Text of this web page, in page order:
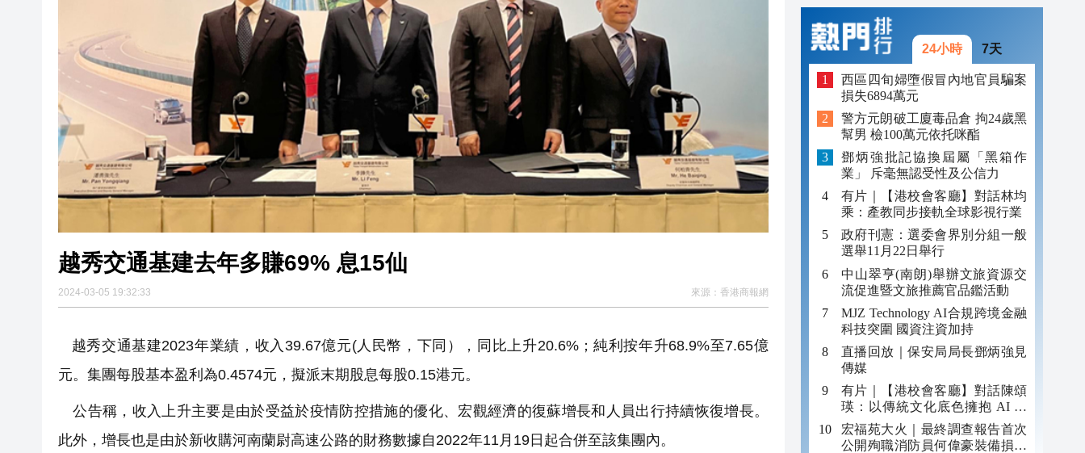
越秀交通基建去年多賺69% 息15仙
2024-03-05 19:32:33 來源： 香港商報網
越秀交通基建2023年業績，收入39.67億元(人民幣，下同），同比上升20.6%；純利按年升68.9%至7.65億
元。集團每股基本盈利為0.4574元，擬派末期股息每股0.15港元。
公告稱，收入上升主要是由於受益於疫情防控措施的優化、宏觀經濟的復蘇增長和人員出行持續恢復增長。
此外，增長也是由於新收購河南蘭尉高速公路的財務數據自2022年11月19日起合併至該集團內。
24小時 7天
西區四旬婦墮假冒內地官員騙案
損失6894萬元
警方元朗破工廈毒品倉 拘24歲黑
幫男 檢100萬元依托咪酯
鄧炳強批記協換屆屬「黑箱作
業」 斥毫無認受性及公信力
有片｜【港校會客廳】對話林均
乘：產教同步接軌全球影視行業
政府刊憲：選委會界別分組一般
選舉11月22日舉行
中山翠亨(南朗)舉辦文旅資源交
流促進暨文旅推薦官品鑑活動
MJZ Technology AI合規跨境金融
科技突圍 國資注資加持
直播回放｜保安局局長鄧炳強見
傳媒
有片｜【港校會客廳】對話陳頌
瑛：以傳統文化底色擁抱 AI 藝
術新發展
宏福苑大火｜最終調查報告首次
公開殉職消防員何偉豪裝備損毀